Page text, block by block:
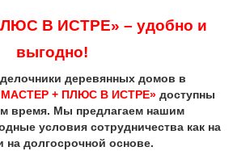
В ИСТРЕ» – удобно и
выгодно!
деревянных домов в
+ ПЛЮС В ИСТРЕ» доступны
время. Мы предлагаем нашим
условия сотрудничества как на
на долгосрочной основе.